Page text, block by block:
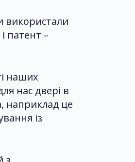
використали
патент –
наших
нас двері в
наприклад це
із